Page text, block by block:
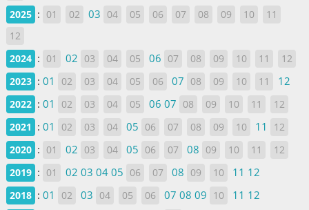
2025 : 01 02 03 04 05 06 07 08 09 10
11
12
2024 : 01 02 03 04 05 06 07 08 09 10 11
12
2023 : 01 02 03 04 05 06 07 08 09 10 11 12
2022 : 01 02 03 04 05 06 07 08 09 10 11
12
2021 : 01 02 03 04 05 06 07 08 09 10 11
12
2020 : 01 02 03 04 05 06 07 08 09 10 11
12
2019 : 01 02 03 04 05 06 07 08 09 10 11 12
2018 : 01 02 03 04 05 06 07 08 09 10 11 12